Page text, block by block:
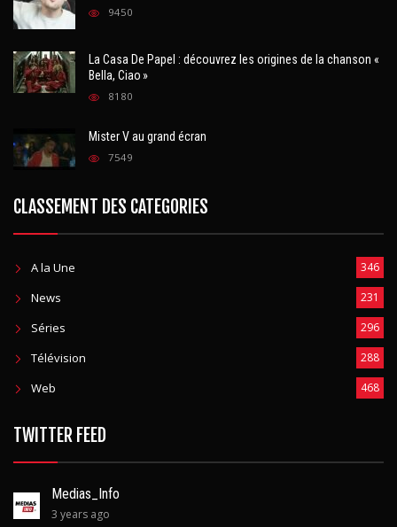
9450
La Casa De Papel : découvrez les origines de la chanson «
Bella, Ciao »
8180
Mister V au grand écran
7549
CLASSEMENT DES CATEGORIES
A la Une 346
News 231
Séries 296
Télévision 288
Web 468
TWITTER FEED
Medias_Info
3 years ago